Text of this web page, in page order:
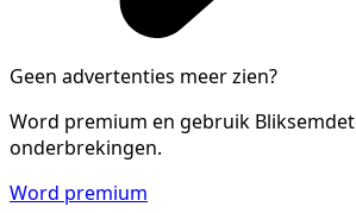
Geen advertenties meer zien?
Word premium en gebruik
onderbrekingen.
Word premium